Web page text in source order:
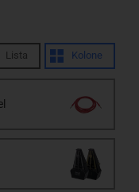
Lista Kolone